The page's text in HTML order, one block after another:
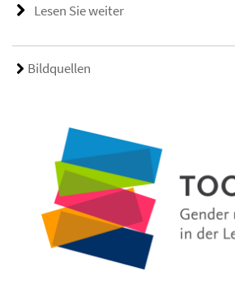
Lesen Sie weiter
Bildquellen